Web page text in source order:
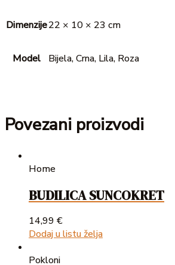
Dimenzije22 × 10 × 23 cm
Model Bijela, Crna, Lila, Roza
Povezani proizvodi
Home
BUDILICA SUNCOKRET
14,99 €
Dodaj u listu želja
Pokloni